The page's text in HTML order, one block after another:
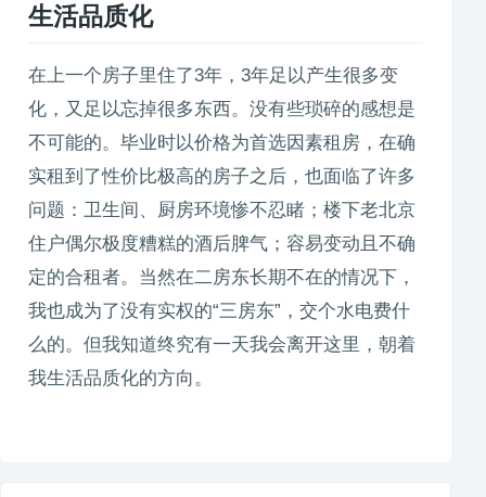
生活品质化
在上一个房子里住了3年，3年足以产生很多变
化，又足以忘掉很多东西。没有些琐碎的感想是
不可能的。毕业时以价格为首选因素租房，在确
实租到了性价比极高的房子之后，也面临了许多
问题：卫生间、厨房环境惨不忍睹；楼下老北京
住户偶尔极度糟糕的酒后脾气；容易变动且不确
定的合租者。当然在二房东长期不在的情况下，
我也成为了没有实权的“三房东”，交个水电费什
么的。但我知道终究有一天我会离开这里，朝着
我生活品质化的方向。